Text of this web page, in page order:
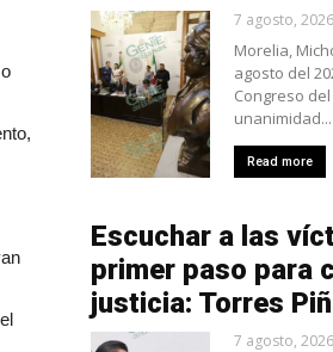
7 agosto, 2026
Morelia,
agosto del
Congreso
unanimidad...
Read more
Escuchar a las
primer paso para
justicia: Torres
7 agosto, 2026